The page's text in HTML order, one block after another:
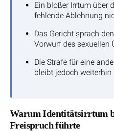
Ein bloßer Irrtum über
fehlende Ablehnung
Das Gericht sprach
Vorwurf des sexuellen
Die Strafe für eine
bleibt jedoch weiterhin
Warum Identitätsirrtum
Freispruch führte